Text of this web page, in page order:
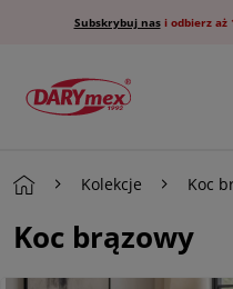
Subskrybuj nasi odbierz aż
Kolekcje Koc
Koc brązowy